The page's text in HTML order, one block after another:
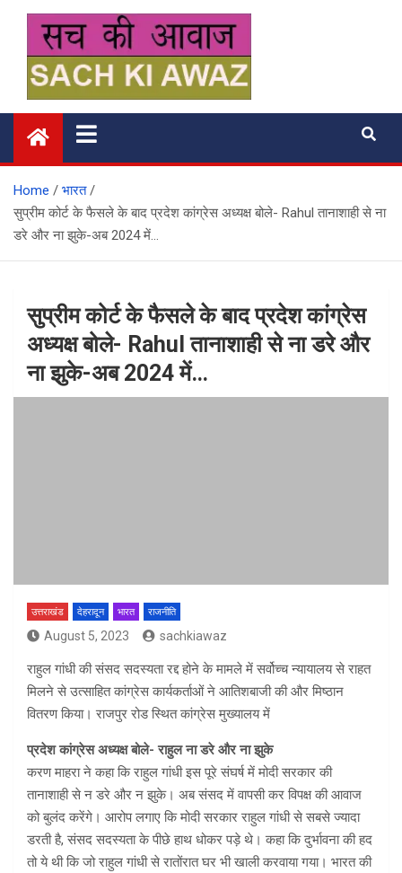
content
सच की आवाज
Home
भारत
सुप्रीम कोर्ट के फैसले के बाद प्रदेश कांग्रेस अध्यक्ष बोले- Rahul तानाशाही से ना
डरे और ना झुके-अब 2024 में…
सुप्रीम कोर्ट के फैसले के बाद प्रदेश कांग्रेस
अध्यक्ष बोले- Rahul तानाशाही से ना डरे और
ना झुके-अब 2024 में…
उत्तराखंड देहरादून भारत राजनीति
August 5, 2023 sachkiawaz
राहुल गांधी की संसद सदस्यता रद्द होने के मामले में सर्वोच्च न्यायालय से राहत
मिलने से उत्साहित कांग्रेस कार्यकर्ताओं ने आतिशबाजी की और मिष्ठान
वितरण किया। राजपुर रोड स्थित कांग्रेस मुख्यालय में
प्रदेश कांग्रेस अध्यक्ष बोले- राहुल ना डरे और ना झुके
करण माहरा ने कहा कि राहुल गांधी इस पूरे संघर्ष में मोदी सरकार की
तानाशाही से न डरे और न झुके। अब संसद में वापसी कर विपक्ष की आवाज
को बुलंद करेंगे। आरोप लगाए कि मोदी सरकार राहुल गांधी से सबसे ज्यादा
डरती है, संसद सदस्यता के पीछे हाथ धोकर पड़े थे। कहा कि दुर्भावना की हद
तो ये थी कि जो राहुल गांधी से रातोंरात घर भी खाली करवाया गया। भारत की